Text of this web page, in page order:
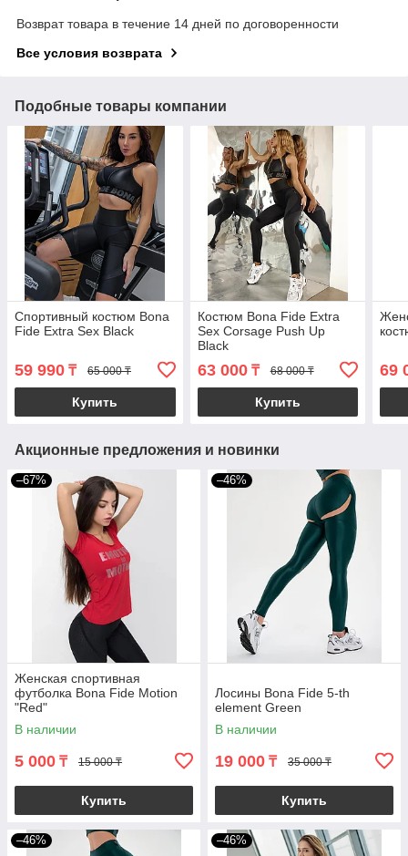
Возврат товара в течение 14 дней по договоренности
Все условия возврата
Подобные товары компании
Спортивный костюм Bona
Fide Extra Sex Black
59 990 ₸ 65 000 ₸
Купить
Костюм Bona Fide Extra
Sex Corsage Push Up
Black
63 000₸ 68 000 ₸
Купить
69
Акционные предложения и новинки
–67%
Женская спортивная
футболка Bona Fide Motion
"Red"
В наличии
5 000 ₸ 15 000 ₸
Купить
–46%
Лосины Bona Fide 5-th
element Green
В наличии
19 000 ₸ 35 000 ₸
Купить
–46% –46%